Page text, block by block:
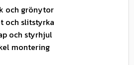
och grönytor
och slitstyrka
och styrhjul
montering